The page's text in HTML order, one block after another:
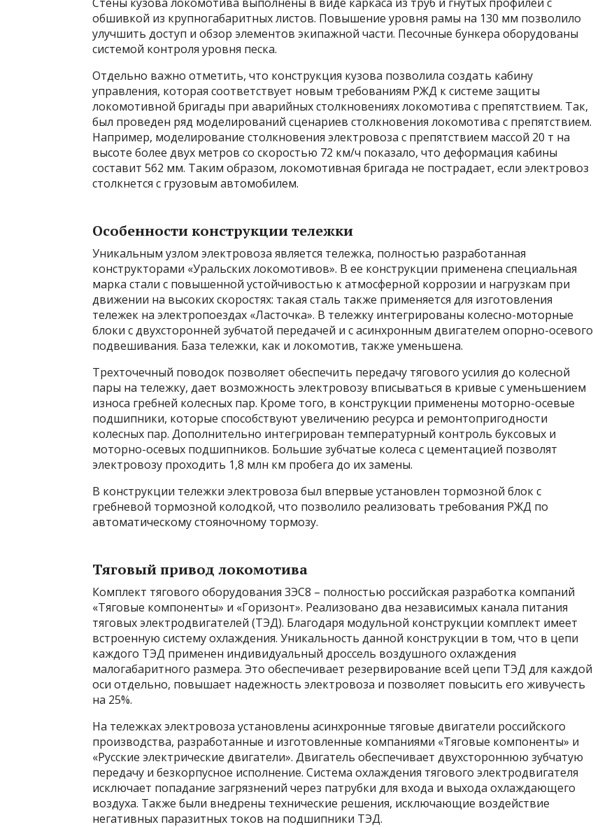
обшивкой из крупногабаритных листов. Повышение уровня рамы на 130 мм позволило
улучшить доступ и обзор элементов экипажной части. Песочные бункера оборудованы
системой контроля уровня песка.
Отдельно важно отметить, что конструкция кузова позволила создать кабину
управления, которая соответствует новым требованиям РЖД к системе защиты
локомотивной бригады при аварийных столкновениях локомотива с препятствием. Так,
был проведен ряд моделирований сценариев столкновения локомотива с препятствием.
Например, моделирование столкновения электровоза с препятствием массой 20 т на
высоте более двух метров со скоростью 72 км/ч показало, что деформация кабины
составит 562 мм. Таким образом, локомотивная бригада не пострадает, если электровоз
столкнется с грузовым автомобилем.
Особенности конструкции тележки
Уникальным узлом электровоза является тележка, полностью разработанная
конструкторами «Уральских локомотивов». В ее конструкции применена специальная
марка стали с повышенной устойчивостью к атмосферной коррозии и нагрузкам при
движении на высоких скоростях: такая сталь также применяется для изготовления
тележек на электропоездах «Ласточка». В тележку интегрированы колесно-моторные
блоки с двухсторонней зубчатой передачей и с асинхронным двигателем опорно-осевого
подвешивания. База тележки, как и локомотив, также уменьшена.
Трехточечный поводок позволяет обеспечить передачу тягового усилия до колесной
пары на тележку, дает возможность электровозу вписываться в кривые с уменьшением
износа гребней колесных пар. Кроме того, в конструкции применены моторно-осевые
подшипники, которые способствуют увеличению ресурса и ремонтопригодности
колесных пар. Дополнительно интегрирован температурный контроль буксовых и
моторно-осевых подшипников. Большие зубчатые колеса с цементацией позволят
электровозу проходить 1,8 млн км пробега до их замены.
В конструкции тележки электровоза был впервые установлен тормозной блок с
гребневой тормозной колодкой, что позволило реализовать требования РЖД по
автоматическому стояночному тормозу.
Тяговый привод локомотива
Комплект тягового оборудования 3ЭС8 – полностью российская разработка компаний
«Тяговые компоненты» и «Горизонт». Реализовано два независимых канала питания
тяговых электродвигателей (ТЭД). Благодаря модульной конструкции комплект имеет
встроенную систему охлаждения. Уникальность данной конструкции в том, что в цепи
каждого ТЭД применен индивидуальный дроссель воздушного охлаждения
малогабаритного размера. Это обеспечивает резервирование всей цепи ТЭД для каждой
оси отдельно, повышает надежность электровоза и позволяет повысить его живучесть
на 25%.
На тележках электровоза установлены асинхронные тяговые двигатели российского
производства, разработанные и изготовленные компаниями «Тяговые компоненты» и
«Русские электрические двигатели». Двигатель обеспечивает двухстороннюю зубчатую
передачу и безкорпусное исполнение. Система охлаждения тягового электродвигателя
исключает попадание загрязнений через патрубки для входа и выхода охлаждающего
воздуха. Также были внедрены технические решения, исключающие воздействие
негативных паразитных токов на подшипники ТЭД.